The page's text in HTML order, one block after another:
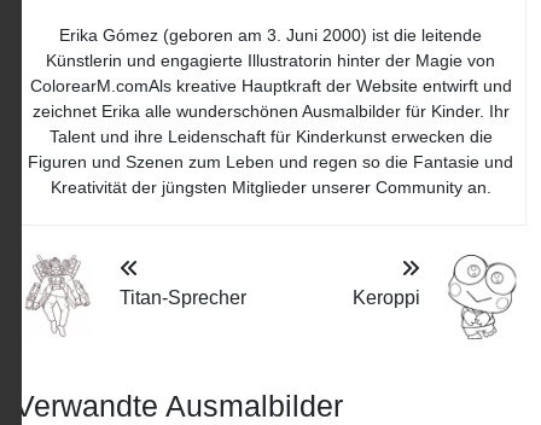
Erika Gómez (geboren am 3. Juni 2000) ist die leitende
Künstlerin und engagierte Illustratorin hinter der Magie von
ColorearM.comAls kreative Hauptkraft der Website entwirft und
zeichnet Erika alle wunderschönen Ausmalbilder für Kinder. Ihr
Talent und ihre Leidenschaft für Kinderkunst erwecken die
Figuren und Szenen zum Leben und regen so die Fantasie und
Kreativität der jüngsten Mitglieder unserer Community an.
Titan-Sprecher Keroppi
Verwandte Ausmalbilder